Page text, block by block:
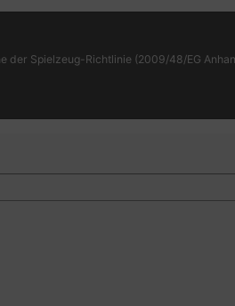
der Spielzeug-Richtlinie (2009/48/EG